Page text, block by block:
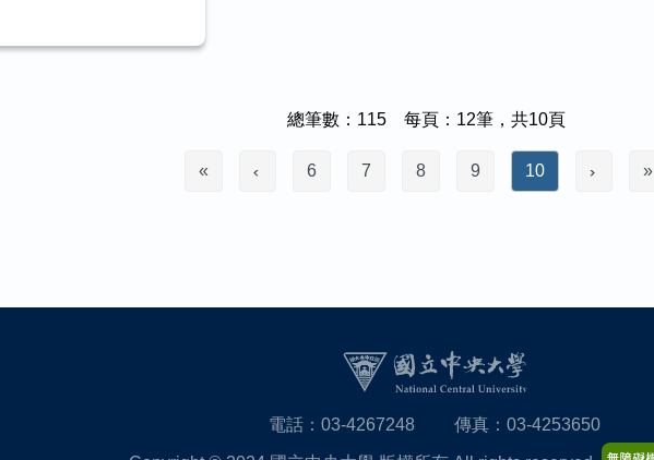
總筆數：115 每頁：12筆，共10頁
« 6 7 8 9 10 »
電話：03-4267248 傳真：03-4253650